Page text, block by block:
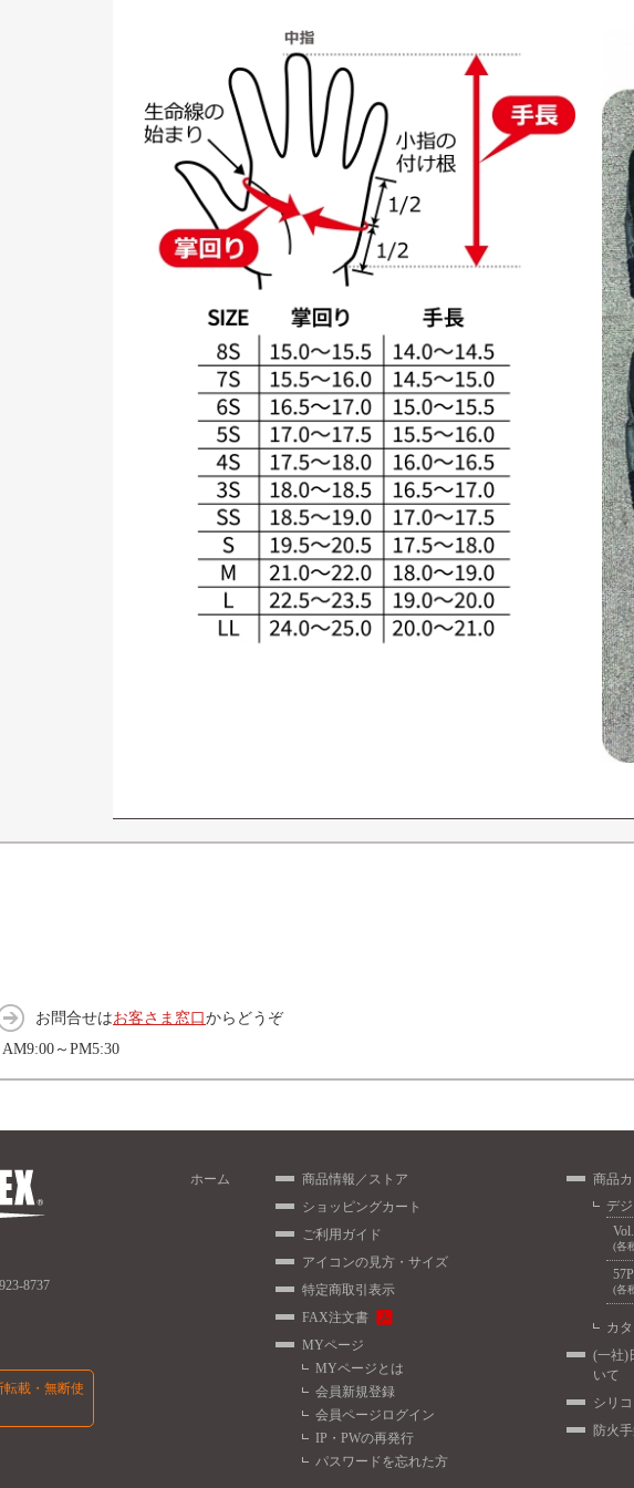
お問合せはお客さま窓口 からどうぞ
～PM5:30
ホーム
商品情報／ストア
ショッピングカート
ご利用ガイド
アイコンの見方・サイズ
特定商取引表示
FAX注文書
MYページ
MYページとは
会員新規登録
会員ページログイン
IP・PWの再発行
パスワードを忘れた方
商品
デ
(各
(各
カ
(一社)
いて
シリ
防火
8737
載・無断使